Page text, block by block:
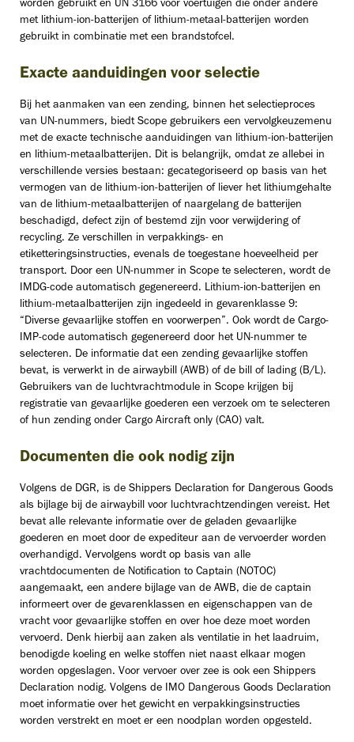
worden gebruikt en UN 3166 voor voertuigen die onder andere
met lithium-ion-batterijen of lithium-metaal-batterijen worden
gebruikt in combinatie met een brandstofcel.
Exacte aanduidingen voor selectie
Bij het aanmaken van een zending, binnen het selectieproces
van UN-nummers, biedt Scope gebruikers een vervolgkeuzemenu
met de exacte technische aanduidingen van lithium-ion-batterijen
en lithium-metaalbatterijen. Dit is belangrijk, omdat ze allebei in
verschillende versies bestaan: gecategoriseerd op basis van het
vermogen van de lithium-ion-batterijen of liever het lithiumgehalte
van de lithium-metaalbatterijen of naargelang de batterijen
beschadigd, defect zijn of bestemd zijn voor verwijdering of
recycling. Ze verschillen in verpakkings- en
etiketteringsinstructies, evenals de toegestane hoeveelheid per
transport. Door een UN-nummer in Scope te selecteren, wordt de
IMDG-code automatisch gegenereerd. Lithium-ion-batterijen en
lithium-metaalbatterijen zijn ingedeeld in gevarenklasse 9:
“Diverse gevaarlijke stoffen en voorwerpen”. Ook wordt de Cargo-
IMP-code automatisch gegenereerd door het UN-nummer te
selecteren. De informatie dat een zending gevaarlijke stoffen
bevat, is verwerkt in de airwaybill (AWB) of de bill of lading (B/L).
Gebruikers van de luchtvrachtmodule in Scope krijgen bij
registratie van gevaarlijke goederen een verzoek om te selecteren
of hun zending onder Cargo Aircraft only (CAO) valt.
Documenten die ook nodig zijn
Volgens de DGR, is de Shippers Declaration for Dangerous Goods
als bijlage bij de airwaybill voor luchtvrachtzendingen vereist. Het
bevat alle relevante informatie over de geladen gevaarlijke
goederen en moet door de expediteur aan de vervoerder worden
overhandigd. Vervolgens wordt op basis van alle
vrachtdocumenten de Notification to Captain (NOTOC)
aangemaakt, een andere bijlage van de AWB, die de captain
informeert over de gevarenklassen en eigenschappen van de
vracht voor gevaarlijke stoffen en over hoe deze moet worden
vervoerd. Denk hierbij aan zaken als ventilatie in het laadruim,
benodigde koeling en welke stoffen niet naast elkaar mogen
worden opgeslagen. Voor vervoer over zee is ook een Shippers
Declaration nodig. Volgens de IMO Dangerous Goods Declaration
moet informatie over het gewicht en verpakkingsinstructies
worden verstrekt en moet er een noodplan worden opgesteld.